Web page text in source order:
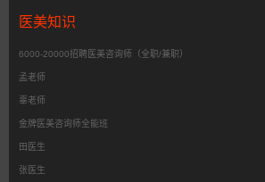
医美知识
6000-20000招聘医美咨询师（全职/兼职）
孟老师
辜老师
金牌医美咨询师全能班
田医生
张医生